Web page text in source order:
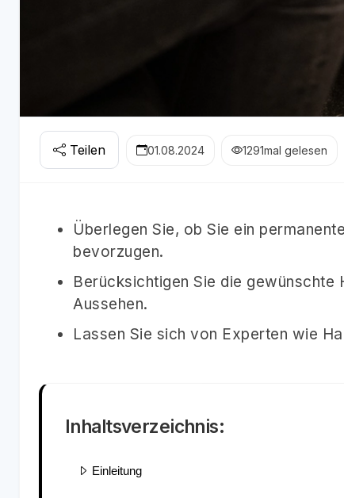
Teilen 01.08.2024 1291mal gelesen
Überlegen Sie, ob Sie ein
bevorzugen.
Berücksichtigen Sie die
Aussehen.
Lassen Sie sich von Experten wie
Inhaltsverzeichnis:
Einleitung